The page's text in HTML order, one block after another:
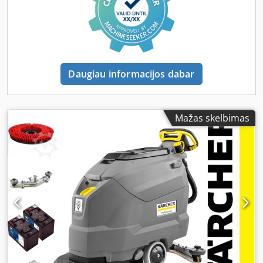
(rpm): 180 Brush contact pressure (g/cm² / kg): 13 / 20
Water consumption (l/min): max. 2.3 Sound pressure level
(dB(A)): 66 Permissible total weight (kg): 345 Weight without
accessories (kg): 100 Dimensions (L × W × H) (mm): 1310 ×
590 × 1060 Scope of Delivery and Equipment: The set does
NOT include batteries or charger 900 mm V-shaped
squeegee with oil-resistant polyurethane blades 510 mm
red disc brush – medium-hard Equipment Features:
valve 2-tank system The option to purchase a ready-to-use
machine with batteries and charger is available in our
other listings. Benefits: - Intuitive symbols and clear
control panel. Short familiarisation period. User-friendly
operation thanks to a few yellow-coded controls. - Robust
construction with integrated disc brush head. High area
performance due to wide working width. Quick brush
change via foot pedal release. - Highly manoeuvrable unit.
Excellent visibility of the cleaning area. Easy to transport.
Special Features: - Due to its slim and compact design, our
battery-powered ride-on scrubber dryer BD 50/70 R Bp
Pack Classic with disc brush technology is extremely easy
Daugiau informacijos dabar
Mažas skelbimas